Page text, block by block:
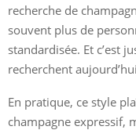
recherche de
souvent plus de
standardisée. Et c’est
recherchent
En pratique, ce style
champagne expressif,